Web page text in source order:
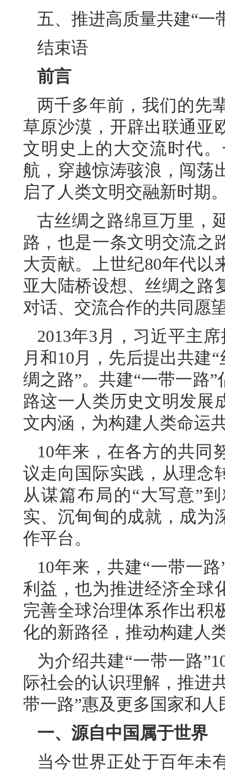
五、推进高质量共建“一
结束语
前言
两千多年前，我们的先
草原沙漠，开辟出联通亚
文明史上的大交流时代
航，穿越惊涛骇浪，闯荡
启了人类文明交融新时期
古丝绸之路绵亘万里，
路，也是一条文明交流之
大贡献。上世纪80年代以
亚大陆桥设想、丝绸之路
对话、交流合作的共同愿
2013年3月，习近平主
月和10月，先后提出共建
绸之路”。共建“一带一路
路这一人类历史文明发展
文内涵，为构建人类命运
10年来，在各方的共同
议走向国际实践，从理念
从谋篇布局的“大写意”
实、沉甸甸的成就，成为
作平台。
10年来，共建“一带一
利益，也为推进经济全球
完善全球治理体系作出积
化的新路径，推动构建人
为介绍共建“一带一路
际社会的认识理解，推进
带一路”惠及更多国家和
一、源自中国属于世界
当今世界正处于百年未